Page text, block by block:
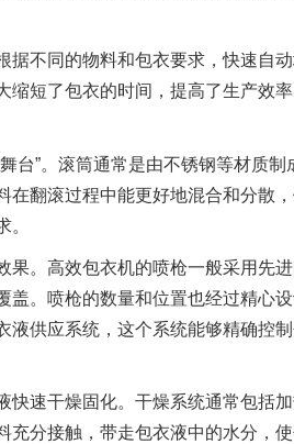
不同的物料和包衣要求，快速自
短了包衣的时间，提高了生产效率
”。滚筒通常是由不锈钢等材质
翻滚过程中能更好地混合和分散
。高效包衣机的喷枪一般采用先
。喷枪的数量和位置也经过精心
供应系统，这个系统能够精确控
速干燥固化。干燥系统通常包括
分接触，带走包衣液中的水分，